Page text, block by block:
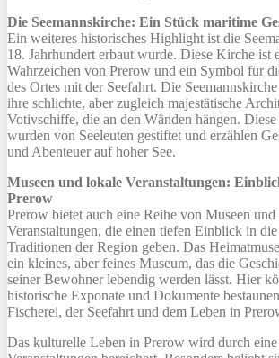
Die Seemannskirche: Ein Stück maritime
Ein weiteres historisches Highlight ist die
18. Jahrhundert erbaut wurde. Diese Kirche ist
Wahrzeichen von Prerow und ein Symbol für
des Ortes mit der Seefahrt. Die
ihre schlichte, aber zugleich majestätische
Votivschiffe, die an den Wänden hängen.
wurden von Seeleuten gestiftet und erzählen
und Abenteuer auf hoher See.
Museen und lokale Veranstaltungen:
Prerow
Prerow bietet auch eine Reihe von Museen
Veranstaltungen, die einen tiefen Einblick in
Traditionen der Region geben. Das
ein kleines, aber feines Museum, das die
seiner Bewohner lebendig werden lässt. Hier
historische Exponate und Dokumente
Fischerei, der Seefahrt und dem Leben in
Das kulturelle Leben in Prerow wird durch